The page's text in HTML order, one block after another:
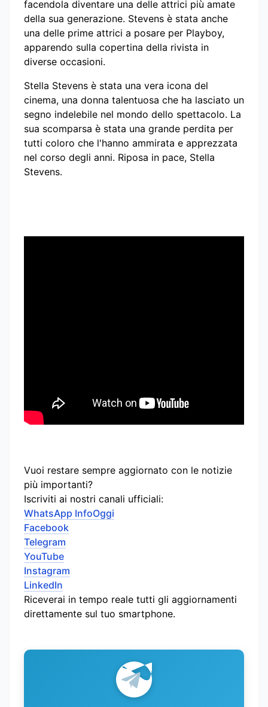
facendola diventare una delle attrici più amate
della sua generazione. Stevens è stata anche
una delle prime attrici a posare per Playboy,
apparendo sulla copertina della rivista in
diverse occasioni.
Stella Stevens è stata una vera icona del
cinema, una donna talentuosa che ha lasciato un
segno indelebile nel mondo dello spettacolo. La
sua scomparsa è stata una grande perdita per
tutti coloro che l'hanno ammirata e apprezzata
nel corso degli anni. Riposa in pace, Stella
Stevens.
Vuoi restare sempre aggiornato con le notizie
più importanti?
Iscriviti ai nostri canali ufficiali:
WhatsApp InfoOggi
Facebook
Telegram
YouTube
Instagram
LinkedIn
Riceverai in tempo reale tutti gli aggiornamenti
direttamente sul tuo smartphone.